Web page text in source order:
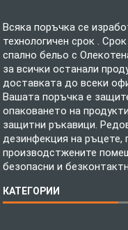
Всяка поръчка се
технологичен срок .
спално бельо с
за всички останали
доставката до всеки
Вашата поръчка е
опаковането на
защитни ръкавици.
дезинфекция на ръцете,
производстжените
безопасни и
КАТЕГОРИИ